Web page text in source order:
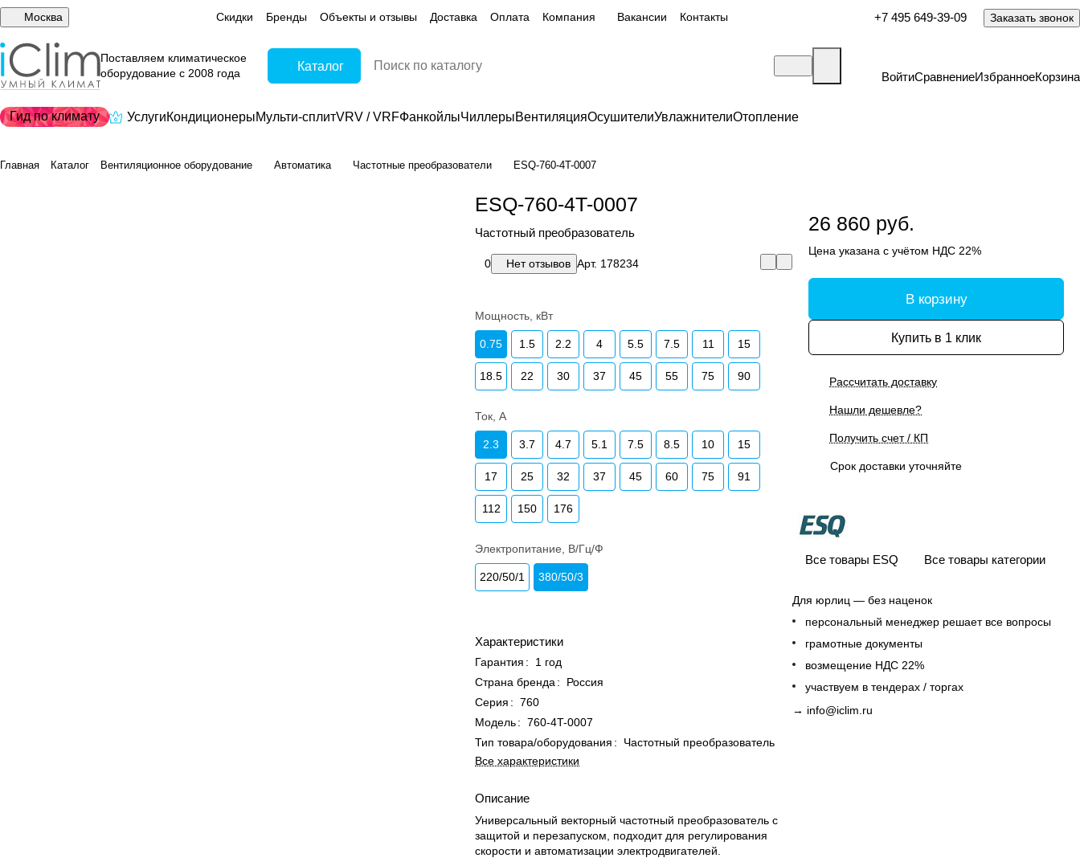
Москва Скидки Бренды Объекты и отзывы Доставка Оплата Компания Вакансии Контакты +7 495 649-39-09 Заказать звонок
Поставляем климатическое
оборудование с 2008 года
Каталог
ВойтиСравнениеИзбранноеКорзина
Гид по климату УслугиКондиционерыМульти-сплитVRV / VRFФанкойлыЧиллерыВентиляцияОсушителиУвлажнителиОтопление
Главная Каталог Вентиляционное оборудование Автоматика Частотные преобразователи ESQ-760-4T-0007
ESQ-760-4T-0007
Частотный преобразователь
0 Нет отзывов Арт. 178234
Мощность, кВт
0.75 1.5 2.2 4 5.5 7.5 11 15
18.5 22 30 37 45 55 75 90
Ток, А
2.3 3.7 4.7 5.1 7.5 8.5 10 15
17 25 32 37 45 60 75 91
112 150 176
Электропитание, В/Гц/Ф
220/50/1 380/50/3
Характеристики
Гарантия :
1 год
Страна бренда :
Россия
Серия : 760
Модель: 760-4T-0007
Тип товара/оборудования :
Частотный преобразователь
Все характеристики
Описание
Универсальный векторный частотный преобразователь с
защитой и перезапуском, подходит для регулирования
скорости и автоматизации электродвигателей.
26 860 руб.
Цена указана с учётом НДС 22%
В корзину
Купить в 1 клик
Рассчитать доставку
Нашли дешевле?
Получить счет / КП
Срок доставки уточняйте
Все товары ESQ Все товары категории
Для юрлиц — без наценок
персональный менеджер решает все вопросы
грамотные документы
возмещение НДС 22%
участвуем в тендерах / торгах
→ info@iclim.ru